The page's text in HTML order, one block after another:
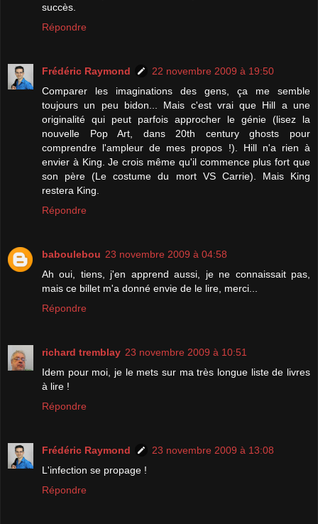
succès.
Répondre
Frédéric Raymond
22 novembre 2009 à 19:50
Comparer les imaginations des gens, ça me semble
toujours un peu bidon... Mais c'est vrai que Hill a une
originalité qui peut parfois approcher le génie (lisez la
nouvelle Pop Art, dans 20th century ghosts pour
comprendre l'ampleur de mes propos !). Hill n'a rien à
envier à King. Je crois même qu'il commence plus fort que
son père (Le costume du mort VS Carrie). Mais King
restera King.
Répondre
baboulebou 23 novembre 2009 à 04:58
Ah oui, tiens, j'en apprend aussi, je ne connaissait pas,
mais ce billet m'a donné envie de le lire, merci...
Répondre
richard tremblay 23 novembre 2009 à 10:51
Idem pour moi, je le mets sur ma très longue liste de livres
à lire !
Répondre
Frédéric Raymond
23 novembre 2009 à 13:08
L'infection se propage !
Répondre